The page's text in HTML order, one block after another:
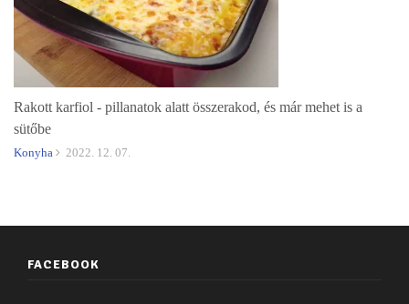
Rakott karfiol - pillanatok alatt összerakod, és már mehet is a
sütőbe
Konyha 2022. 12. 07.
FACEBOOK